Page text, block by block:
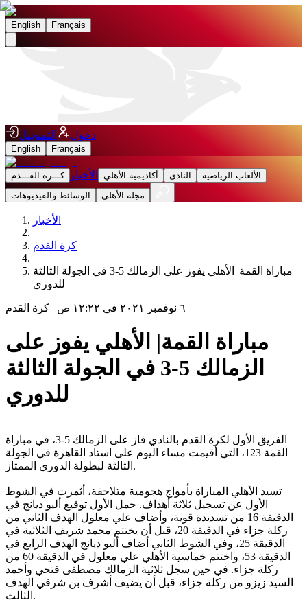
English Français
دخول التسجيل
English Français
كـــرة القـــدم الأخبار أكاديمية الأهلي النادى
الألعاب الرياضية
الوسائط والفيديوهات
مجلة الأهلى
الأخبار
|
كرة القدم
|
مباراة القمة| الأهلي يفوز على الزمالك 5-3 في الجولة الثالثة
للدوري
٦ نوفمبر ٢٠٢١ في ١٢:٢٢ ص | كرة القدم
مباراة القمة| الأهلي يفوز على
الزمالك 5-3 في الجولة الثالثة
للدوري
الفريق الأول لكرة القدم بالنادي فاز على الزمالك 5-3، في مباراة
القمة 123، التي أقيمت مساء اليوم على استاد القاهرة في الجولة
الثالثة لبطولة الدوري الممتاز.
تسيد الأهلي المباراة بأمواج هجومية متلاحقة، أثمرت في الشوط
الأول عن تسجيل ثلاثة أهداف. حمل الأول توقيع أليو ديانج في
الدقيقة 16 من تسديدة قوية، وأضاف علي معلول الهدف الثاني من
ركلة جزاء في الدقيقة 20، قبل أن يختتم محمد شريف الثلاثية في
الدقيقة 25، وفي الشوط الثاني أضاف أليو ديانج الهدف الرابع في
الدقيقة 53، واختتم خماسية الأهلي علي معلول في الدقيقة 60 من
ركلة جزاء. في حين سجل ثلاثية الزمالك مصطفى فتحي وأحمد
السيد زيزو من ركلة جزاء، قبل أن يضيف أشرف بن شرقي الهدف
الثالث.